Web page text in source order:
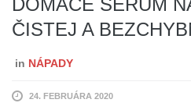
DOMÁCE SÉRUM
ČISTEJ A
in NÁPADY
24. FEBRUÁRA 2020